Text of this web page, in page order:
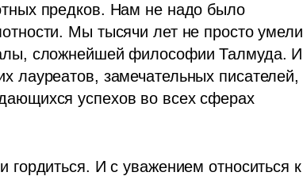
предков. Нам не надо было
Мы тысячи лет не просто умели
сложнейшей философии Талмуда. И
лауреатов, замечательных писателей,
успехов во всех сферах
гордиться. И с уважением относиться к